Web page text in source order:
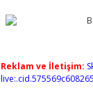
Reklam ve İletişim: